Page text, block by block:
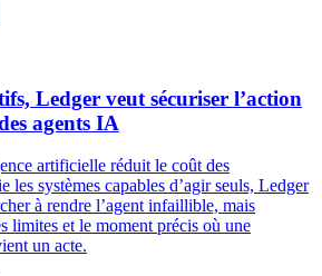
Ledger veut sécuriser l’action
agents IA
artificielle réduit le coût des
les systèmes capables d’agir seuls, Ledger
à rendre l’agent infaillible, mais
limites et le moment précis où une
un acte.